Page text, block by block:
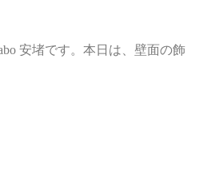
安堵です。本日は、壁面の飾